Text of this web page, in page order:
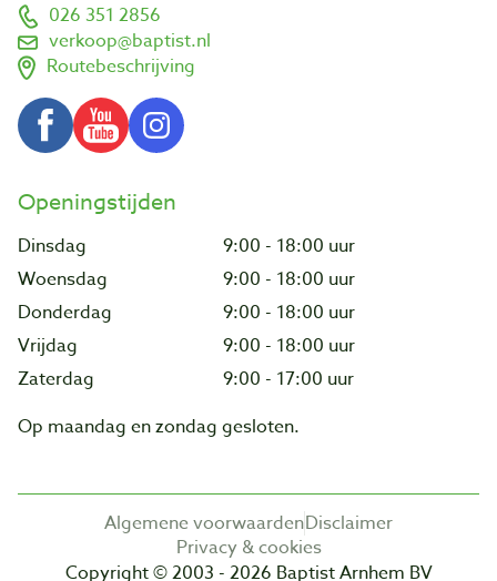
026 351 2856
verkoop@baptist.nl
Routebeschrijving
Openingstijden
Dinsdag
9:00 - 18:00 uur
Woensdag
9:00 - 18:00 uur
Donderdag
9:00 - 18:00 uur
Vrijdag
9:00 - 18:00 uur
Zaterdag
9:00 - 17:00 uur
Op maandag en zondag gesloten.
Algemene voorwaardenDisclaimer
Privacy & cookies
Copyright © 2003 - 2026 Baptist Arnhem BV